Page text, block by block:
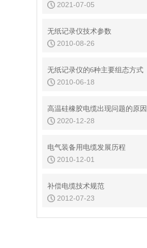
2021-07-05
无纸记录仪技术参数
2010-08-26
无纸记录仪的6种主要组态方式
2010-06-18
高温硅橡胶电缆出现问题的原因
2020-12-28
电气装备用电缆发展历程
2010-12-01
补偿电缆技术规范
2012-07-23